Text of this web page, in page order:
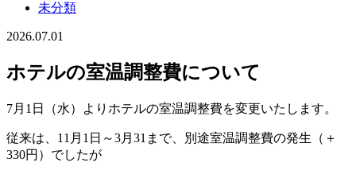
未分類
2026.07.01
ホテルの室温調整費について
7月1日（水）よりホテルの室温調整費を変更いたします。
従来は、11月1日～3月31まで、別途室温調整費の発生（＋
330円）でしたが